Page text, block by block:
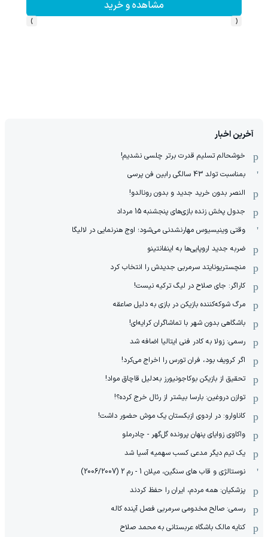
مشاهده و خرید
‹
›
آخرین اخبار
خوشحالم تسلیم قدرت برتر چلسی نشدیم!
بمناسبت تولد 43 سالگی رابین فن پرسی
النصر بدون خرید جدید و بدون رونالدو!
جدول پخش زنده بازی‌های پنجشنبه 15 مرداد
وقتی وینیسیوس مهارنشدنی می‌شود؛ اوج هنرنمایی در لالیگا
ضربه جدید اروپایی‌ها به اینفانتینو
منچستریونایتد سرمربی جدیدش را انتخاب کرد
کاراگر: جای صلاح در لیگ ترکیه نیست!
مرگ شوکه‌کننده بازیکن در بازی به دلیل صاعقه
باشگاهی بدون شهر با تماشاگران کرایه‌ای!
رسمی: زولا به کادر فنی ایتالیا اضافه شد
اگر کرویف بود، فران تورس را اخراج می‌کرد!
تحقیق از بازیکن بوکاجونیورز به‌دلیل قاچاق مواد!
توازن دروغین: بارسا بیشتر از رئال خرج کرده؟!
کاناوارو: در اردوی ازبکستان یک موش حضور داشت!
واکاوی زوایای پنهان پرونده گل‌گهر - چادرملو
یک تیم دیگر مدعی کسب سهمیه آسیا شد
نوستالژی و قاب های سنگین، میلان 1 - رم 2 (2006/2007)
پزشکیان: همه مردم، ایران را حفظ کردند
رسمی: صالح مخدومی سرمربی فصل آینده کاله
کنایه مالک باشگاه عربستانی به محمد صلاح